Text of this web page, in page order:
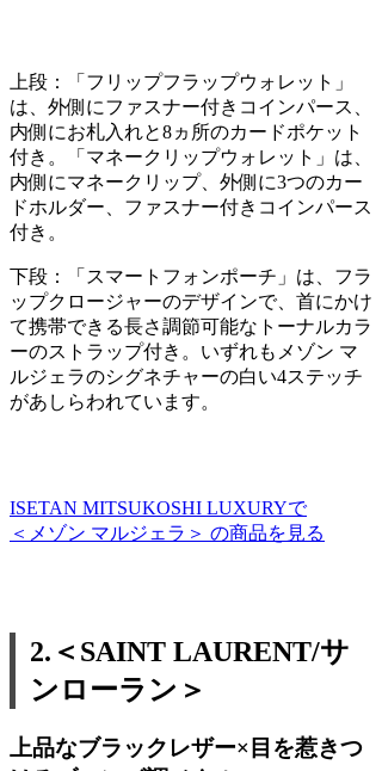
上段：「フリップフラップウォレット」
は、外側にファスナー付きコインパース、
内側にお札入れと8ヵ所のカードポケット
付き。「マネークリップウォレット」は、
内側にマネークリップ、外側に3つのカー
ドホルダー、ファスナー付きコインパース
付き。
下段：「スマートフォンポーチ」は、フラ
ップクロージャーのデザインで、首にかけ
て携帯できる長さ調節可能なトーナルカラ
ーのストラップ付き。いずれもメゾン マ
ルジェラのシグネチャーの白い4ステッチ
があしらわれています。
ISETAN MITSUKOSHI LUXURYで
＜メゾン マルジェラ＞ の商品を見る
2.＜SAINT LAURENT/サ
ンローラン＞
上品なブラックレザー×目を惹きつ